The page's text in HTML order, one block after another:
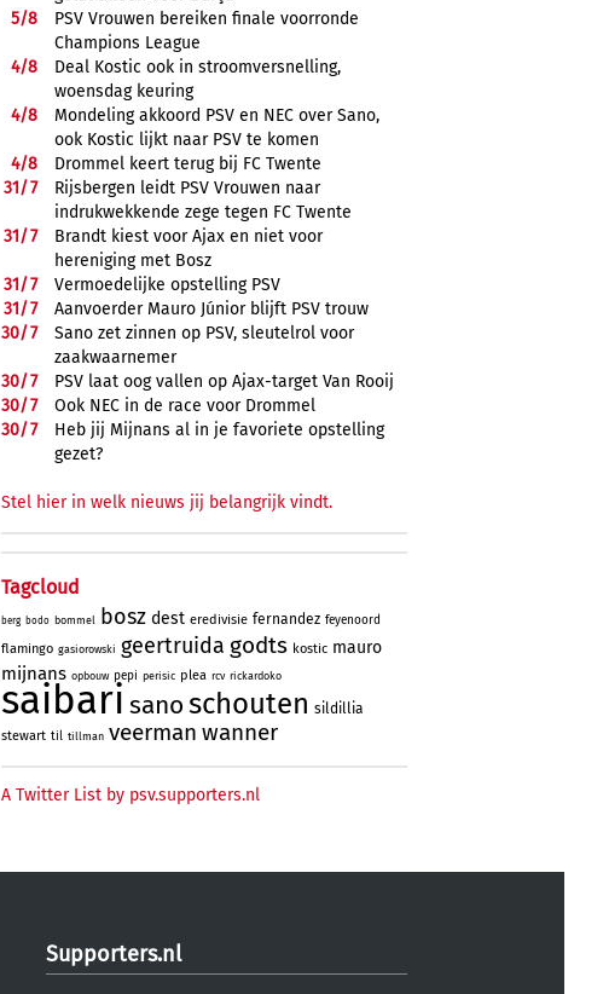
5/8
PSV Vrouwen bereiken finale voorronde
Champions League
4/8
Deal Kostic ook in stroomversnelling,
woensdag keuring
4/8
Mondeling akkoord PSV en NEC over Sano,
ook Kostic lijkt naar PSV te komen
4/8
Drommel keert terug bij FC Twente
31/7
Rijsbergen leidt PSV Vrouwen naar
indrukwekkende zege tegen FC Twente
31/7
Brandt kiest voor Ajax en niet voor
hereniging met Bosz
31/7
Vermoedelijke opstelling PSV
31/7
Aanvoerder Mauro Júnior blijft PSV trouw
30/7
Sano zet zinnen op PSV, sleutelrol voor
zaakwaarnemer
30/7
PSV laat oog vallen op Ajax-target Van Rooij
30/7
Ook NEC in de race voor Drommel
30/7
Heb jij Mijnans al in je favoriete opstelling
gezet?
Stel hier in welk nieuws jij belangrijk vindt.
Tagcloud
berg bodo bommel bosz dest eredivisie fernandez feyenoord
flamingo gasiorowski geertruida godts kostic mauro
mijnans opbouw pepi perisic plea rcv rickardoko
saibari sanoschouten sildillia
stewart til tillman veerman wanner
A Twitter List by psv.supporters.nl
Supporters.nl